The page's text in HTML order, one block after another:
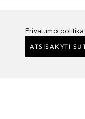
Privatumo politika
ATSISAKYTI